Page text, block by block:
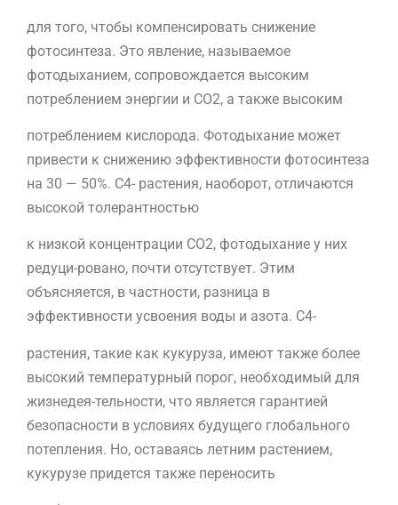
для того, чтобы компенсировать снижение
фотосинтеза. Это явление, называемое
фотодыханием, сопровождается высоким
потреблением энергии и CO2, а также высоким
потреблением кислорода. Фотодыхание может
привести к снижению эффективности фотосинтеза
на 30 — 50%. C4- растения, наоборот, отличаются
высокой толерантностью
к низкой концентрации CO2, фотодыхание у них
редуци-ровано, почти отсутствует. Этим
объясняется, в частности, разница в
эффективности усвоения воды и азота. C4-
растения, такие как кукуруза, имеют также более
высокий температурный порог, необходимый для
жизнедея-тельности, что является гарантией
безопасности в условиях будущего глобального
потепления. Но, оставаясь летним растением,
кукурузе придется также переносить